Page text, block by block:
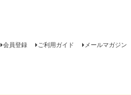
会員登録 ご利用ガイド メールマガジン